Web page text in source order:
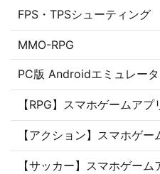
FPS・TPSシューティング
MMO-RPG
PC版 Androidエミュレータ
【RPG】スマホゲームアプ
【アクション】スマホゲー
【サッカー】スマホゲーム